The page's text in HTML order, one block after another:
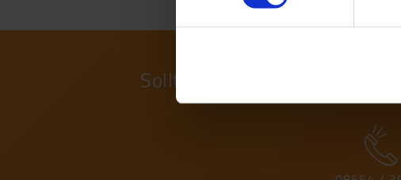
Sollten Sie Fragen zu einem